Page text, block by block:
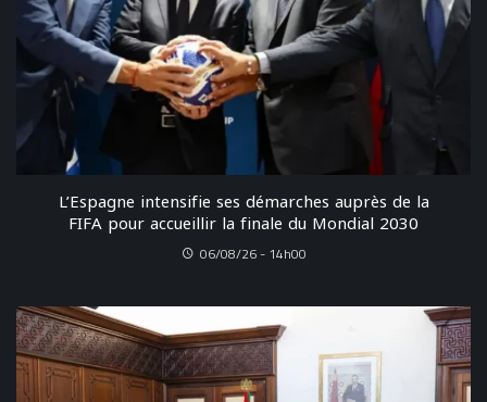
L’Espagne intensifie ses démarches auprès de la
FIFA pour accueillir la finale du Mondial 2030
06/08/26 - 14h00